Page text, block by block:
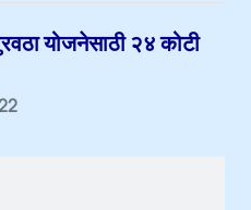
योजनेसाठी २४ कोटी